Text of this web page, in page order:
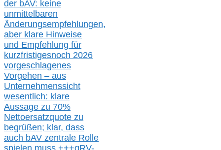
der bAV: keine
unmittelbaren
Änderungsempfehlungen,
aber klare Hinweise
und Empfehlung für
kurzfristigesnoch 2026
vorgeschlagenes
Vorgehen – aus
Unternehmenssicht
wesentlich: klare
Aussage zu 70%
Nettoersatzquote zu
begrüßen; klar, dass
auch bAV zentrale Rolle